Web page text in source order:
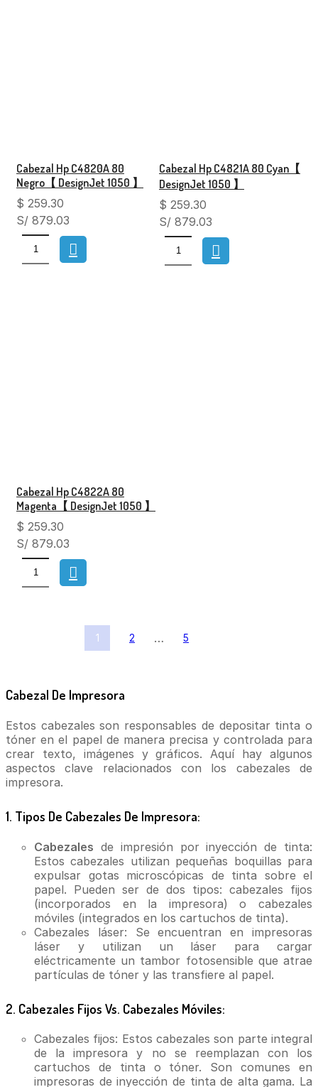
Cabezal Hp C4820A 80
Negro【 DesignJet 1050 】
$ 259.30
S/ 879.03
Cabezal Hp C4821A 80 Cyan【
DesignJet 1050 】
$ 259.30
S/ 879.03
Cabezal Hp C4822A 80
Magenta【 DesignJet 1050 】
$ 259.30
S/ 879.03
1 2 … 5
Cabezal De Impresora
Estos cabezales son responsables de depositar tinta o
tóner en el papel de manera precisa y controlada para
crear texto, imágenes y gráficos. Aquí hay algunos
aspectos clave relacionados con los cabezales de
impresora.
1. Tipos De Cabezales De Impresora:
Cabezales de impresión por inyección de tinta:
Estos cabezales utilizan pequeñas boquillas para
expulsar gotas microscópicas de tinta sobre el
papel. Pueden ser de dos tipos: cabezales fijos
(incorporados en la impresora) o cabezales
móviles (integrados en los cartuchos de tinta).
Cabezales láser: Se encuentran en impresoras
láser y utilizan un láser para cargar
eléctricamente un tambor fotosensible que atrae
partículas de tóner y las transfiere al papel.
2. Cabezales Fijos Vs. Cabezales Móviles:
Cabezales fijos: Estos cabezales son parte integral
de la impresora y no se reemplazan con los
cartuchos de tinta o tóner. Son comunes en
impresoras de inyección de tinta de alta gama. La